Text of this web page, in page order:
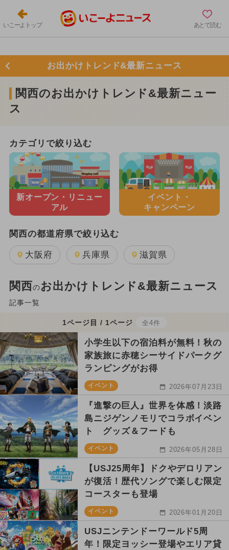
いこーよトップ あとで読む
お出かけトレンド&最新ニュース
関西のお出かけトレンド&最新ニュー
ス
カテゴリで絞り込む
新オープン・ リニュー
アル
イベント・
キャンペーン
関西の都道府県で絞り込む
大阪府 兵庫県 滋賀県
関西のお出かけトレンド&最新ニュース
記事一覧
1ページ目 / 1ページ 全4件
小学生以下の宿泊料が無料！秋の
家族旅に赤穂シーサイドパークグ
ランピングがお得
イベント 2026年07月23日
『進撃の巨人』世界を体感！淡路
島ニジゲンノモリでコラボイベン
ト グッズ＆フードも
イベント 2026年05月28日
【USJ25周年】ドクやデロリアン
が復活！歴代ソングで楽しむ限定
コースターも登場
イベント 2026年01月20日
USJニンテンドーワールド5周
年！限定ヨッシー登場やエリア貸